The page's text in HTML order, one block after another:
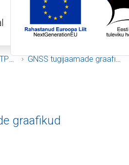
GNSS tugijaamade graafikud
graafikud